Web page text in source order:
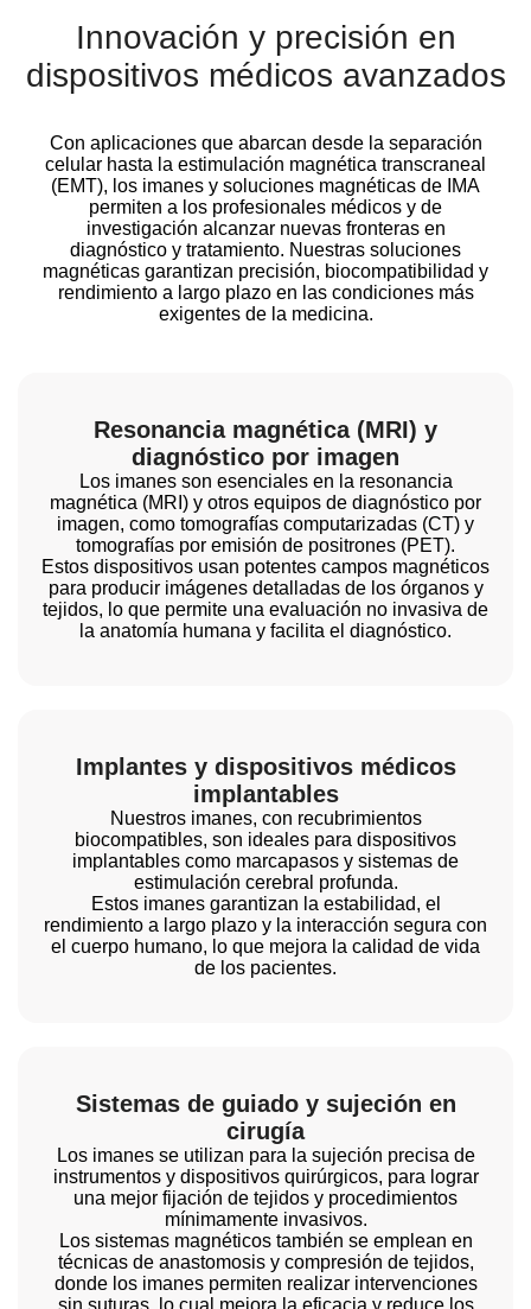
Innovación y precisión en
dispositivos médicos avanzados
Con aplicaciones que abarcan desde la separación
celular hasta la estimulación magnética transcraneal
(EMT), los imanes y soluciones magnéticas de IMA
permiten a los profesionales médicos y de
investigación alcanzar nuevas fronteras en
diagnóstico y tratamiento. Nuestras soluciones
magnéticas garantizan precisión, biocompatibilidad y
rendimiento a largo plazo en las condiciones más
exigentes de la medicina.
Resonancia magnética (MRI) y
diagnóstico por imagen
Los imanes son esenciales en la resonancia
magnética (MRI) y otros equipos de diagnóstico por
imagen, como tomografías computarizadas (CT) y
tomografías por emisión de positrones (PET).
Estos dispositivos usan potentes campos magnéticos
para producir imágenes detalladas de los órganos y
tejidos, lo que permite una evaluación no invasiva de
la anatomía humana y facilita el diagnóstico.
Implantes y dispositivos médicos
implantables
Nuestros imanes, con recubrimientos
biocompatibles, son ideales para dispositivos
implantables como marcapasos y sistemas de
estimulación cerebral profunda.
Estos imanes garantizan la estabilidad, el
rendimiento a largo plazo y la interacción segura con
el cuerpo humano, lo que mejora la calidad de vida
de los pacientes.
Sistemas de guiado y sujeción en
cirugía
Los imanes se utilizan para la sujeción precisa de
instrumentos y dispositivos quirúrgicos, para lograr
una mejor fijación de tejidos y procedimientos
mínimamente invasivos.
Los sistemas magnéticos también se emplean en
técnicas de anastomosis y compresión de tejidos,
donde los imanes permiten realizar intervenciones
sin suturas, lo cual mejora la eficacia y reduce los